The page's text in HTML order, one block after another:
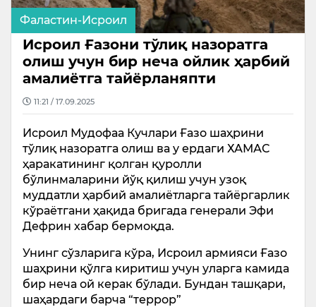
Фаластин-Исроил
Исроил Ғазони тўлиқ назоратга
олиш учун бир неча ойлик ҳарбий
амалиётга тайёрланяпти
11:21 / 17.09.2025
Исроил Мудофаа Кучлари Ғазо шаҳрини
тўлиқ назоратга олиш ва у ердаги ХАМАС
ҳаракатининг қолган қуролли
бўлинмаларини йўқ қилиш учун узоқ
муддатли ҳарбий амалиётларга тайёргарлик
кўраётгани ҳақида бригада генерали Эфи
Дефрин хабар бермоқда.
Унинг сўзларига кўра, Исроил армияси Ғазо
шаҳрини қўлга киритиш учун уларга камида
бир неча ой керак бўлади. Бундан ташқари,
шаҳардаги барча “террор”